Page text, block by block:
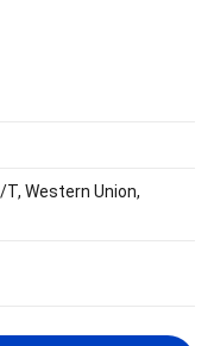
T, Western Union,